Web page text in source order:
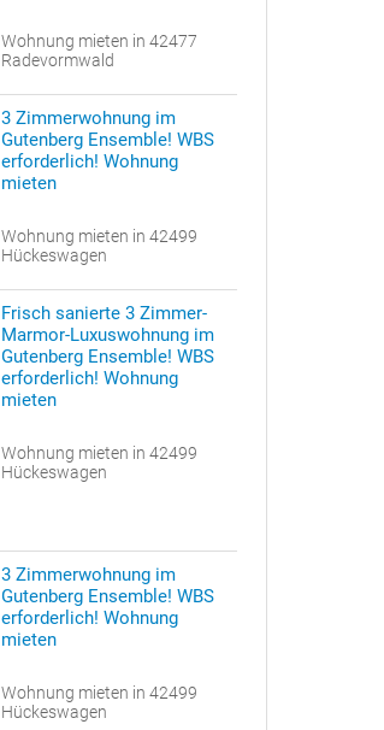
Wohnung mieten in 42477
Radevormwald
3 Zimmerwohnung im
Gutenberg Ensemble! WBS
erforderlich! Wohnung
mieten
Wohnung mieten in 42499
Hückeswagen
Frisch sanierte 3 Zimmer-
Marmor-Luxuswohnung im
Gutenberg Ensemble! WBS
erforderlich! Wohnung
mieten
Wohnung mieten in 42499
Hückeswagen
3 Zimmerwohnung im
Gutenberg Ensemble! WBS
erforderlich! Wohnung
mieten
Wohnung mieten in 42499
Hückeswagen